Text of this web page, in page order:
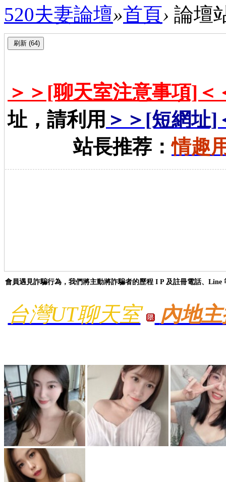
網路詐騙多﹗會員遇見詐騙行為
嚴禁假聯誼之名斂財詐騙或性交
520夫妻論壇»首頁› 論壇
＞＞[聊天室注意事項]＜
址，請利用 ＞＞[短網址]
站長推荐：情趣
見詐騙行為，我們將主動將詐騙者的歷程 I P 及註冊電話、Line 等資
台灣UT聊天室 內地